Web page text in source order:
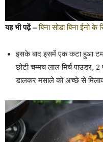
यह भी पढ़ें – बिना सोडा बिना
इसके बाद इसमें एक कटा हुआ
छोटी चम्मच लाल मिर्च पाउडर,
डालकर मसाले को अच्छे से